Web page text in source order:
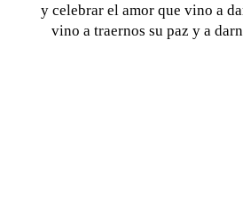
y celebrar el amor que vino a
vino a traernos su paz y a